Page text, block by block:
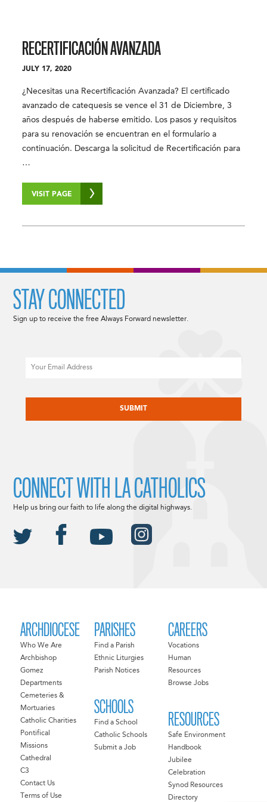
RECERTIFICACIÓN AVANZADA
JULY 17, 2020
¿Necesitas una Recertificación Avanzada? El certificado
avanzado de catequesis se vence el 31 de Diciembre, 3
años después de haberse emitido. Los pasos y requisitos
para su renovación se encuentran en el formulario a
continuación. Descarga la solicitud de Recertificación para
…
VISIT PAGE
ARCHDIOCESE
Who We Are
Archbishop
Gomez
Departments
Cemeteries &
Mortuaries
Catholic Charities
Pontifical
Missions
Cathedral
C3
Contact Us
Terms of Use
PARISHES
Find a Parish
Ethnic Liturgies
Parish Notices
SCHOOLS
Find a School
Catholic Schools
Submit a Job
CAREERS
Vocations
Human
Resources
Browse Jobs
RESOURCES
Safe Environment
Handbook
Jubilee
Celebration
Synod Resources
Directory
STAY CONNECTED
Sign up to receive the free Always Forward newsletter.
CONNECT WITH LA CATHOLICS
Help us bring our faith to life along the digital highways.